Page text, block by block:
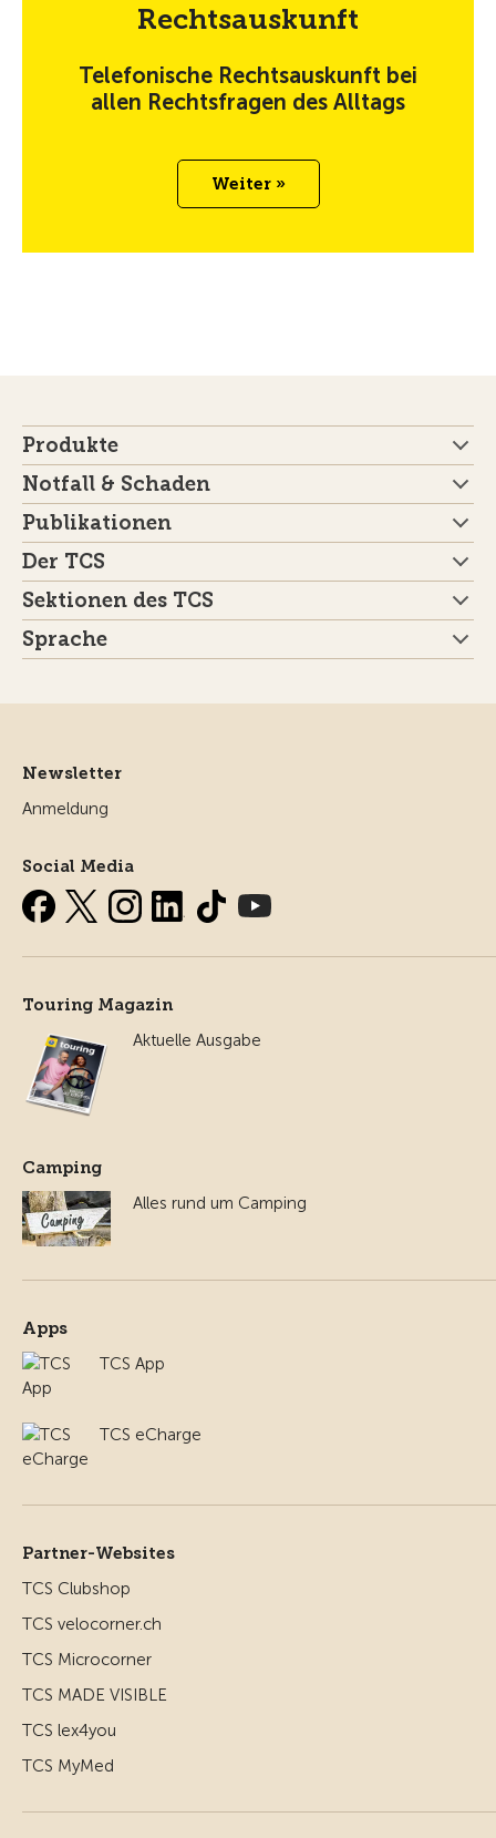
Rechtsauskunft
Telefonische Rechtsauskunft bei
allen Rechtsfragen des Alltags
Weiter »
Produkte
Notfall & Schaden
Publikationen
Der TCS
Sektionen des TCS
Sprache
Newsletter
Anmeldung
Social Media
Touring Magazin
Aktuelle Ausgabe
Camping
Alles rund um Camping
Apps
TCS App
TCS eCharge
Partner-Websites
TCS Clubshop
TCS velocorner.ch
TCS Microcorner
TCS MADE VISIBLE
TCS lex4you
TCS MyMed